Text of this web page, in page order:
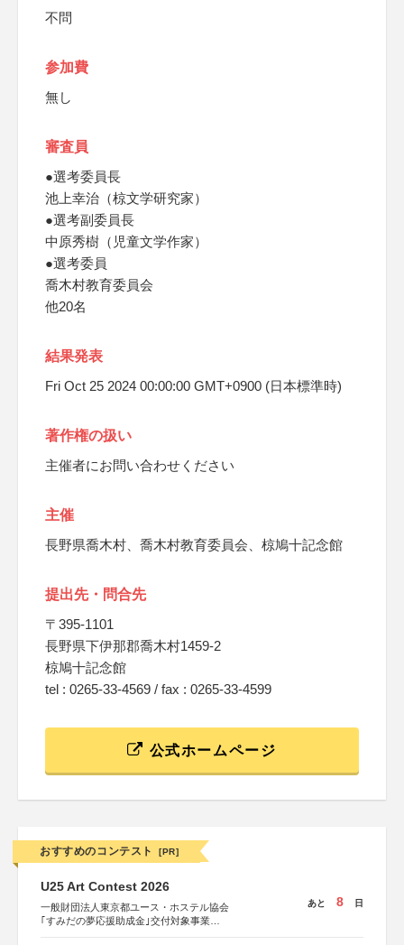
不問
参加費
無し
審査員
●選考委員長
池上幸治（椋文学研究家）
●選考副委員長
中原秀樹（児童文学作家）
●選考委員
喬木村教育委員会
他20名
結果発表
Fri Oct 25 2024 00:00:00 GMT+0900 (日本標準時)
著作権の扱い
主催者にお問い合わせください
主催
長野県喬木村、喬木村教育委員会、椋鳩十記念館
提出先・問合先
〒395-1101
長野県下伊那郡喬木村1459-2
椋鳩十記念館
tel : 0265-33-4569 / fax : 0265-33-4599
公式ホームページ
おすすめのコンテスト [PR]
U25 Art Contest 2026
一般財団法人東京都ユース・ホステル協会
｢すみだの夢応援助成金｣交付対象事業
あと 8 日